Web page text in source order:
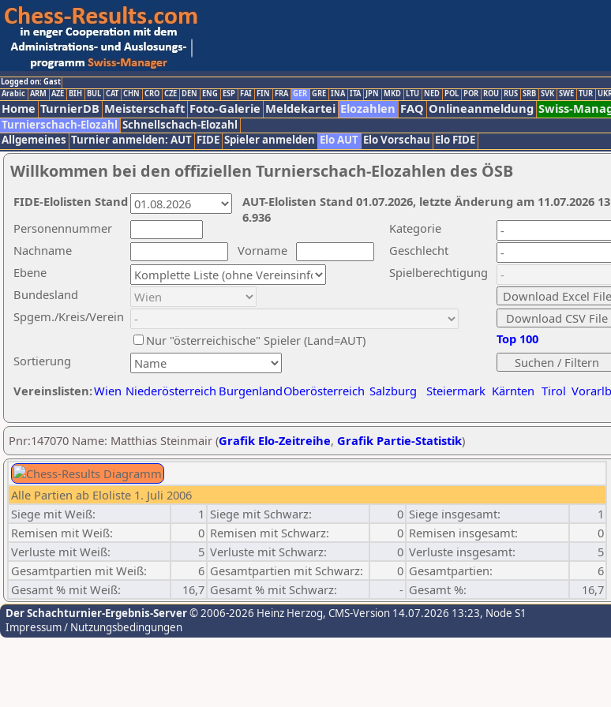
Logged on: Gast
Arabic ARM AZE BIH BUL CAT CHN CRO CZE DEN ENG ESP FAI FIN FRA GER GRE INA ITA JPN MKD LTU NED POL POR ROU RUS SRB SVK SWE TUR
Home TurnierDB Meisterschaft Foto-Galerie Meldekartei Elozahlen FAQ Onlineanmeldung Swiss-
Turnierschach-Elozahl Schnellschach-Elozahl
Allgemeines Turnier anmelden: AUT FIDE Spieler anmelden Elo AUT Elo Vorschau Elo FIDE
Willkommen bei den offiziellen Turnierschach-Elozahlen des ÖSB
Nachname
Vorname
Ebene
Kategorie
Sortierung
Personennummer
Bundesland
Spgem./Kreis/Verein
Geschlecht
Nur "österreichische" Spieler (Land=AUT)
Spielberechtigung
Vereinslisten:Wien Niederösterreich BurgenlandOberösterreich Salzburg Steiermark Kärnten Tirol
Top 100
AUT-Elolisten Stand 01.07.2026, letzte Änderung am 11.07.2026
6.936
FIDE-Elolisten Stand
Pnr:147070 Name: Matthias Steinmair (Grafik Elo-Zeitreihe, Grafik Partie-Statistik)
Alle Partien ab Eloliste 1. Juli 2006
Siege mit Weiß:
1 Siege mit Schwarz: 0 Siege insgesamt:
1
Remisen mit Weiß:
0 Remisen mit Schwarz: 0 Remisen insgesamt:
0
Verluste mit Weiß:
5 Verluste mit Schwarz: 0 Verluste insgesamt:
5
Gesamtpartien mit Weiß:
6 Gesamtpartien mit Schwarz: 0 Gesamtpartien:
6
Gesamt % mit Weiß:
16,7 Gesamt % mit Schwarz: - Gesamt %: 16,7
Der Schachturnier-Ergebnis-Server© 2006-2026 Heinz Herzog, CMS-Version 14.07.2026 13:23, Node S1
Impressum / Nutzungsbedingungen